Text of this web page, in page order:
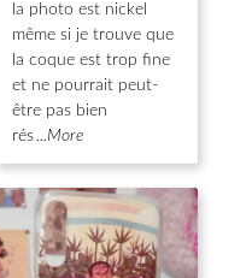
la photo est nickel
même si je trouve que
la coque est trop fine
et ne pourrait peut-
être pas bien
rés...More